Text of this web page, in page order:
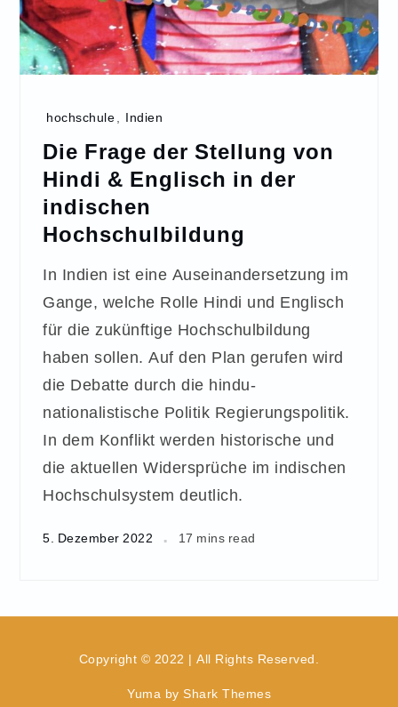
hochschule Indien
Die Frage der Stellung von
Hindi & Englisch in der
indischen
Hochschulbildung
In Indien ist eine Auseinandersetzung im
Gange, welche Rolle Hindi und Englisch
für die zukünftige Hochschulbildung
haben sollen. Auf den Plan gerufen wird
die Debatte durch die hindu-
nationalistische Politik Regierungspolitik.
In dem Konflikt werden historische und
die aktuellen Widersprüche im indischen
Hochschulsystem deutlich.
5. Dezember 2022 17 mins read
Copyright © 2022 | All Rights Reserved.
Yuma by Shark Themes